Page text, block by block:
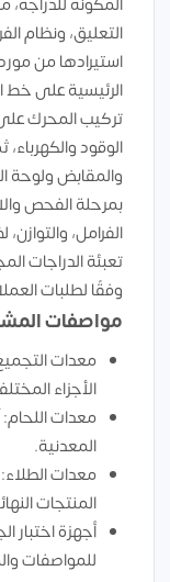
التعليق، ونظام
استيرادها من
الرئيسية على
تركيب المحرك
الوقود
والمقابض ولوحة
بمرحلة الفحص
الفرامل،
تعبئة الدراجات
وفقًا لطلبات
مواصفات
معدات
الأجزاء
معدات
المعدنية.
معدات
المنتجات
أجهزة اختبار
للمواصفات